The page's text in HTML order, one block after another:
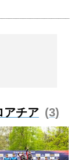
アチア 3